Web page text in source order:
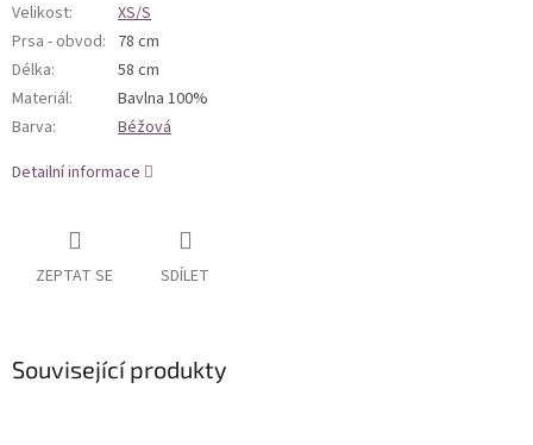
Velikost:
XS/S
Prsa - obvod: 78 cm
Délka:
58 cm
Materiál:
Bavlna 100%
Barva:
Béžová
Detailní informace
ZEPTAT SE SDÍLET
Související produkty